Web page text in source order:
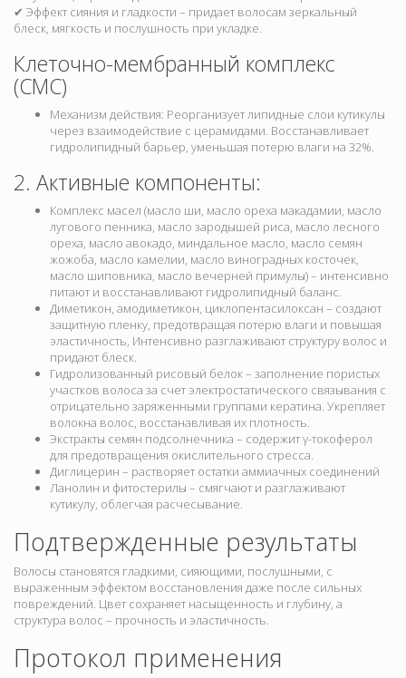
✔ Эффект сияния и гладкости – придает волосам зеркальный
блеск, мягкость и послушность при укладке.
Клеточно-мембранный комплекс
(СМС)
Механизм действия: Реорганизует липидные слои кутикулы
через взаимодействие с церамидами. Восстанавливает
гидролипидный барьер, уменьшая потерю влаги на 32%.
2. Активные компоненты:
Комплекс масел (масло ши, масло ореха макадамии, масло
лугового пенника, масло зародышей риса, масло лесного
ореха, масло авокадо, миндальное масло, масло семян
жожоба, масло камелии, масло виноградных косточек,
масло шиповника, масло вечерней примулы) – интенсивно
питают и восстанавливают гидролипидный баланс.
Диметикон, амодиметикон, циклопентасилоксан – создают
защитную пленку, предотвращая потерю влаги и повышая
эластичность, Интенсивно разглаживают структуру волос и
придают блеск.
Гидролизованный рисовый белок – заполнение пористых
участков волоса за счет электростатического связывания с
отрицательно заряженными группами кератина. Укрепляет
волокна волос, восстанавливая их плотность.
Экстракты семян подсолнечника – содержит γ-токоферол
для предотвращения окислительного стресса.
Диглицерин – растворяет остатки аммиачных соединений
Ланолин и фитостерилы – смягчают и разглаживают
кутикулу, облегчая расчесывание.
Подтвержденные результаты
Волосы становятся гладкими, сияющими, послушными, с
выраженным эффектом восстановления даже после сильных
повреждений. Цвет сохраняет насыщенность и глубину, а
структура волос – прочность и эластичность.
Протокол применения